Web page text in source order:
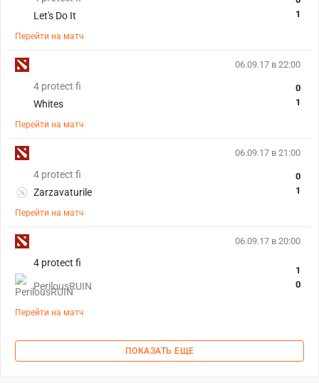
Let's Do It
1
Перейти на матч
06.09.17 в 22:00
4 protect fi
Whites
0
1
Перейти на матч
06.09.17 в 21:00
4 protect fi
Zarzavaturile
0
1
Перейти на матч
06.09.17 в 20:00
4 protect fi
PerilousRUIN
1
0
Перейти на матч
ПОКАЗАТЬ ЕЩЕ